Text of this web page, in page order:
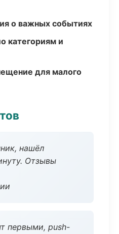
о важных событиях
категориям и
для малого
нашёл
Отзывы
первыми, push-